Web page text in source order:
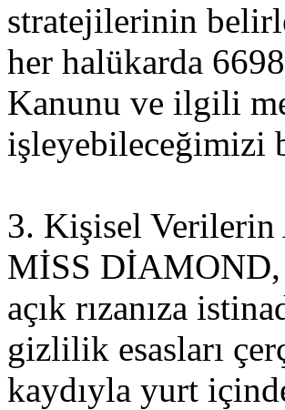
stratejilerinin
her halükarda
Kanunu ve ilgili
işleyebileceğimizi
3. Kişisel Verilerin
MİSS DİAMOND,
açık rızanıza
gizlilik esasları
kaydıyla yurt